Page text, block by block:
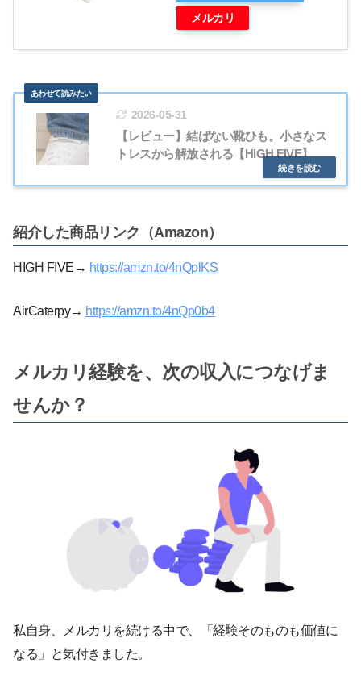
メルカリ
2026-05-31
【レビュー】結ばない靴ひも。小さなス
トレスから解放される【HIGH FIVE】
紹介した商品リンク（Amazon）
HIGH FIVE→ https://amzn.to/4nQplKS
AirCaterpy→ https://amzn.to/4nQp0b4
メルカリ経験を、次の収入につなげま
せんか？
私自身、メルカリを続ける中で、「経験そのものも価値に
なる」と気付きました。